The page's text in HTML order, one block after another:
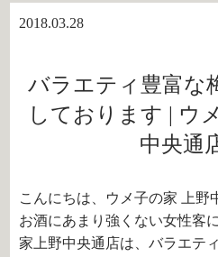
2018.03.28
バラエティ豊富な
しております | ウ
中央通
こんにちは、ウメ子の家 上野
お酒にあまり強くない女性客
家上野中央通店は、バラエテ